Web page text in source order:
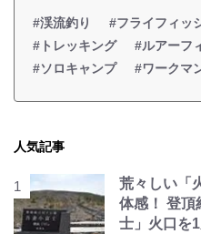
#渓流釣り #フライフィッ
#トレッキング
#ルアーフ
#ソロキャンプ
#ワークマ
人気記事
荒々しい「
体感！ 登頂
士」火口を